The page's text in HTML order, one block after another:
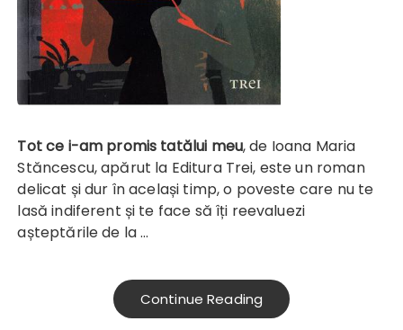
Tot ce i-am promis tatălui meu, de Ioana Maria
Stăncescu, apărut la Editura Trei, este un roman
delicat și dur în același timp, o poveste care nu te
lasă indiferent și te face să îți reevaluezi
așteptările de la …
Continue Reading